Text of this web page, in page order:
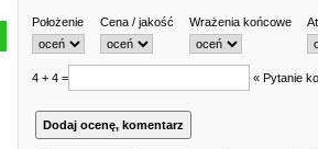
Położenie Cena / jakość Wrażenia końcowe
4 + 4 = « Pytanie